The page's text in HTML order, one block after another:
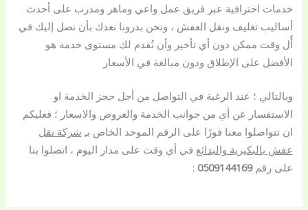
خدمات احترافية عبر فريق عمل واعي وماهر ومدرب على أحدث
أساليب تغليف ونقل العفش ، ونحن بدرونا نعدك بأن نصل إليك في
أٌل وقت ممكن دون أي تأخير وأن نُقدم لك مستوى خدمة هو
الأفضل على الإطلاق ودون مبالغة في الأسعار
وبالتالي ؛ عند الرغبة في التواصل من أجل حجز الخدمة او
الاستفسار عن أي من جوانب الخدمة والعروض والاسعار ؛ فعليكم
ان تتواصلوا معنا فورًا على الرقم الموحد الخاص بـِ شركة نقل
عفش بالبكيرية والبدائع في أي وقت على مدار اليوم ، اتصلوا بنا
على رقم0509144169
: